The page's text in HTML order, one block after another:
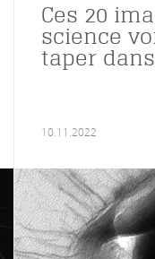
Ces 20
science
taper
10.11.2022